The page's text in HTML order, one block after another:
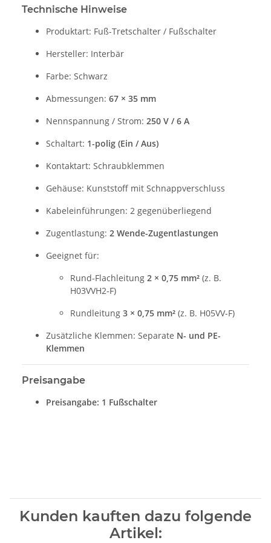
Technische Hinweise
Produktart: Fuß-Tretschalter / Fußschalter
Hersteller: Interbär
Farbe: Schwarz
Abmessungen: 67 × 35 mm
Nennspannung / Strom: 250 V / 6 A
Schaltart: 1-polig (Ein / Aus)
Kontaktart: Schraubklemmen
Gehäuse: Kunststoff mit Schnappverschluss
Kabeleinführungen: 2 gegenüberliegend
Zugentlastung: 2 Wende-Zugentlastungen
Geeignet für:
Rund-Flachleitung 2 × 0,75 mm² (z. B.
H03VVH2-F)
Rundleitung 3 × 0,75 mm² (z. B. H05VV-F)
Zusätzliche Klemmen: Separate N- und PE-
Klemmen
Preisangabe
Preisangabe: 1 Fußschalter
Kunden kauften dazu folgende
Artikel: